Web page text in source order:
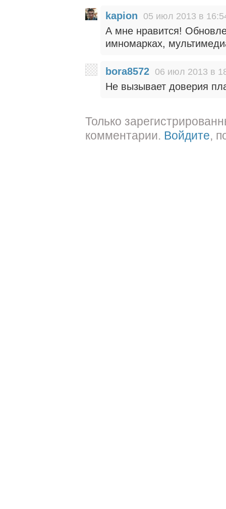
kapion 05 июл 2013 в
А мне нравится!
имномарках,
bora8572 06 июл 2013 в
Не вызывает доверия
Только
комментарии. Войдите,